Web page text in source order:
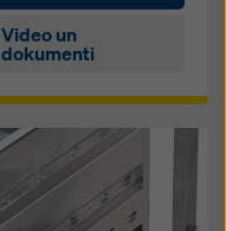
Video un
dokumenti